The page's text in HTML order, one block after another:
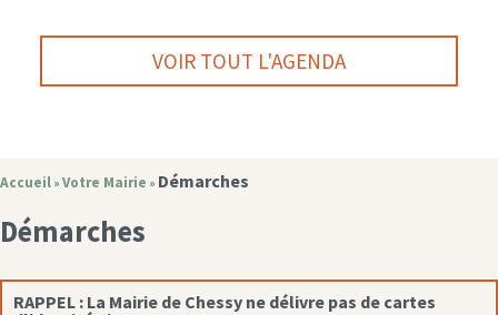
VOIR TOUT L'AGENDA
Accueil » Votre Mairie » Démarches
Démarches
RAPPEL : La Mairie de Chessy ne délivre pas de cartes